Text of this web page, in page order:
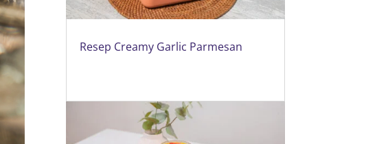
Resep Creamy Garlic Parmesan